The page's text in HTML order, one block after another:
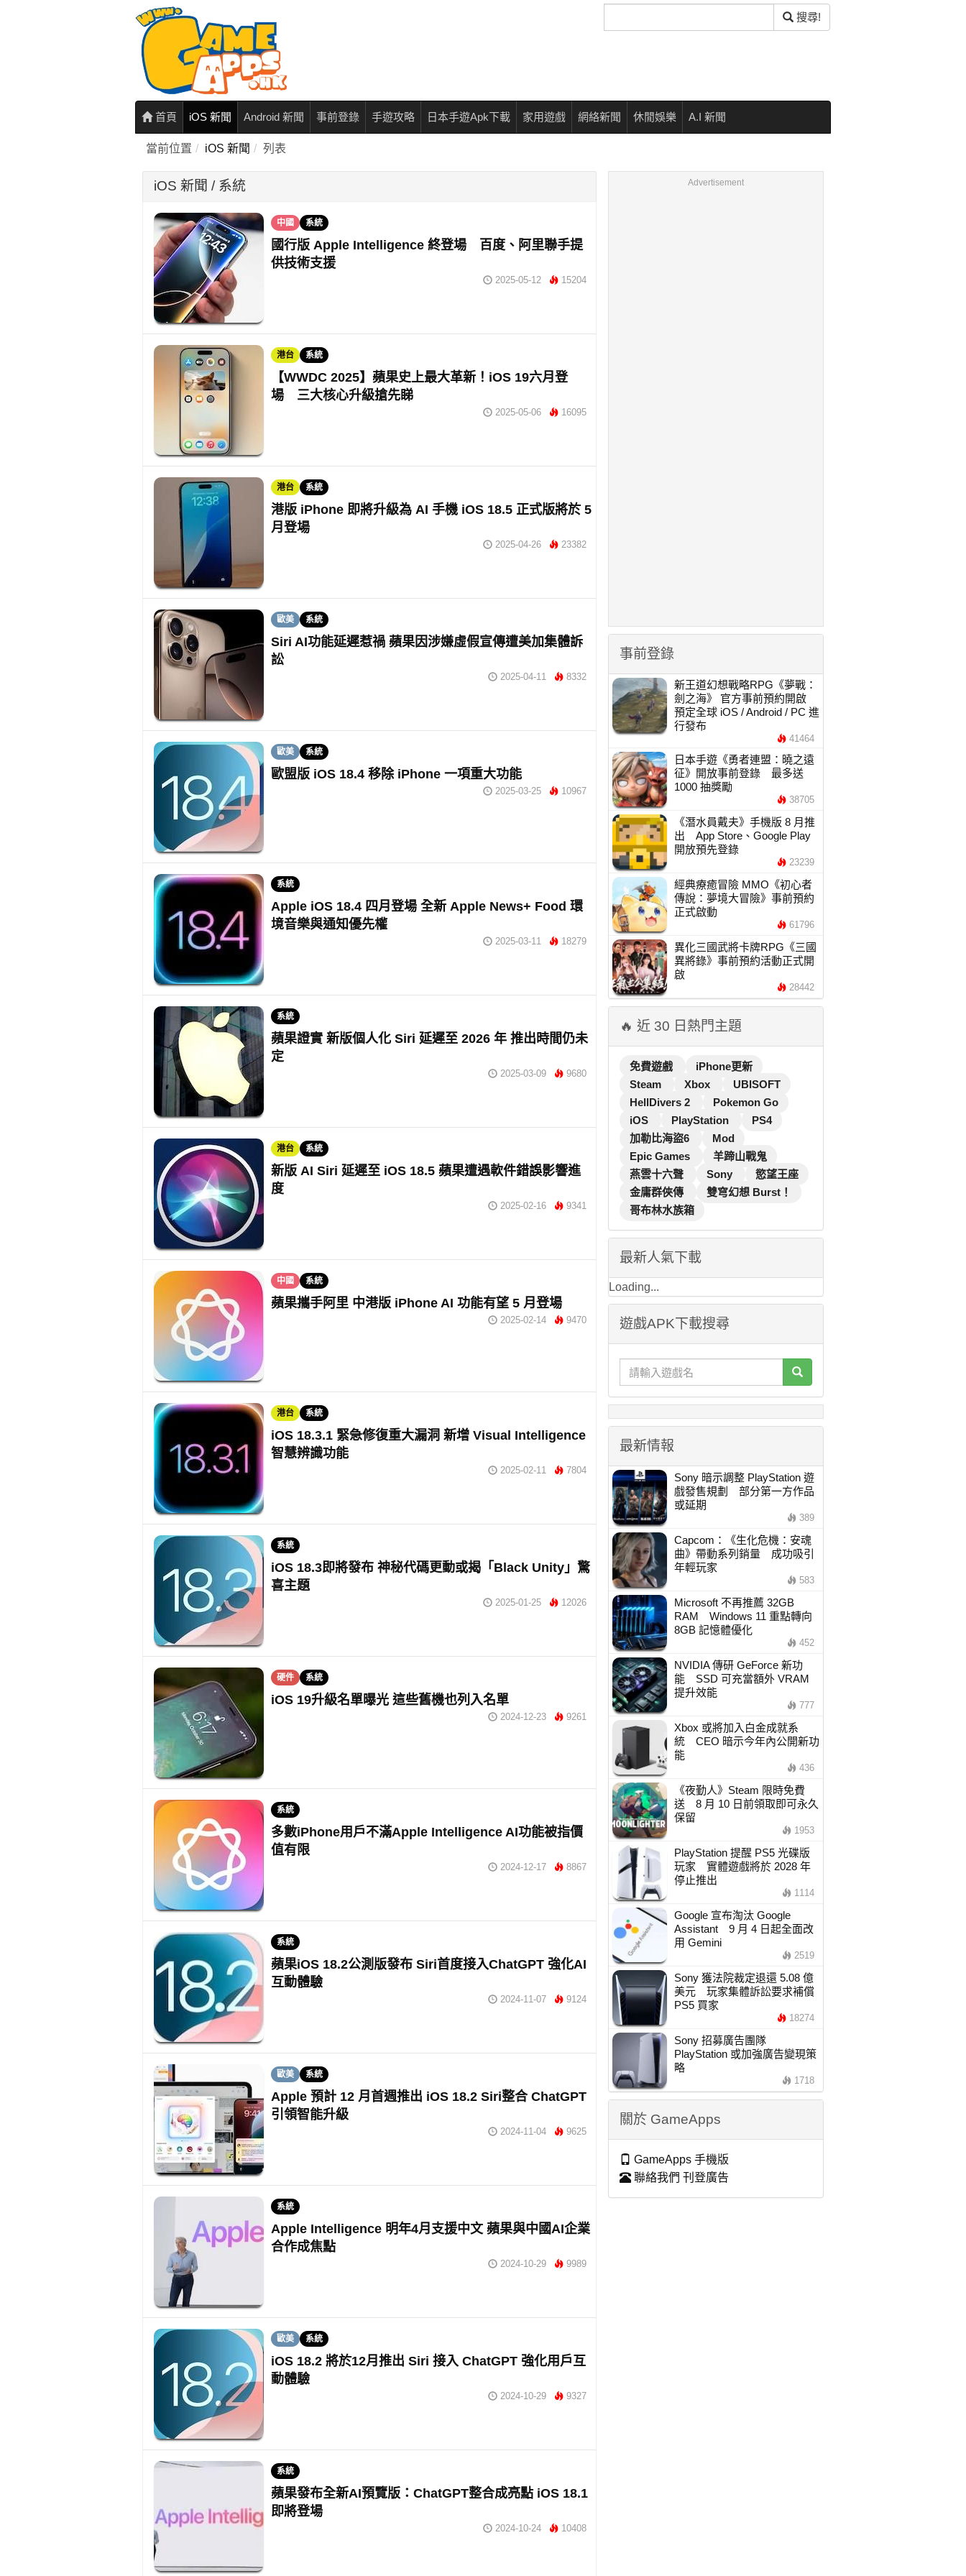
尋
搜尋!
首頁 iOS 新聞 Android 新聞 事前登錄 手遊攻略 日本手遊Apk下載 家用遊戲 網絡新聞 休閒娛樂 A.I 新聞
當前位置 iOS 新聞 列表
iOS 新聞 / 系統
中國 系統
國行版 Apple Intelligence 終登場 百度、阿里聯手提
供技術支援
2025-05-12 15204
港台 系統
【WWDC 2025】蘋果史上最大革新！iOS 19六月登
場 三大核心升級搶先睇
2025-05-06 16095
港台 系統
港版 iPhone 即將升級為 AI 手機 iOS 18.5 正式版將於 5
月登場
2025-04-26 23382
歐美 系統
Siri AI功能延遲惹禍 蘋果因涉嫌虛假宣傳遭美加集體訴
訟
2025-04-11 8332
歐美 系統
歐盟版 iOS 18.4 移除 iPhone 一項重大功能
2025-03-25 10967
系統
Apple iOS 18.4 四月登場 全新 Apple News+ Food 環
境音樂與通知優先權
2025-03-11 18279
系統
蘋果證實 新版個人化 Siri 延遲至 2026 年 推出時間仍未
定
2025-03-09 9680
港台 系統
新版 AI Siri 延遲至 iOS 18.5 蘋果遭遇軟件錯誤影響進
度
2025-02-16 9341
中國 系統
蘋果攜手阿里 中港版 iPhone AI 功能有望 5 月登場
2025-02-14 9470
港台 系統
iOS 18.3.1 緊急修復重大漏洞 新增 Visual Intelligence
智慧辨識功能
2025-02-11 7804
系統
iOS 18.3即將發布 神秘代碼更動或揭「Black Unity」驚
喜主題
2025-01-25 12026
硬件 系統
iOS 19升級名單曝光 這些舊機也列入名單
2024-12-23 9261
系統
多數iPhone用戶不滿Apple Intelligence AI功能被指價
值有限
2024-12-17 8867
系統
蘋果iOS 18.2公測版發布 Siri首度接入ChatGPT 強化AI
互動體驗
2024-11-07 9124
歐美 系統
Apple 預計 12 月首週推出 iOS 18.2 Siri整合 ChatGPT
引領智能升級
2024-11-04 9625
系統
Apple Intelligence 明年4月支援中文 蘋果與中國AI企業
合作成焦點
2024-10-29 9989
歐美 系統
iOS 18.2 將於12月推出 Siri 接入 ChatGPT 強化用戶互
動體驗
2024-10-29 9327
系統
蘋果發布全新AI預覽版：ChatGPT整合成亮點 iOS 18.1
即將登場
2024-10-24 10408
Advertisement
事前登錄
新王道幻想戰略RPG《夢戰：
劍之海》 官方事前預約開啟
預定全球 iOS / Android / PC 進
行發布
41464
日本手遊《勇者連盟：曉之遠
征》開放事前登錄 最多送
1000 抽獎勵
38705
《潛水員戴夫》手機版 8 月推
出 App Store、Google Play
開放預先登錄
23239
經典療癒冒險 MMO《初心者
傳說：夢境大冒險》事前預約
正式啟動
61796
異化三國武將卡牌RPG《三國
異將錄》事前預約活動正式開
啟
28442
🔥 近 30 日熱門主題
免費遊戲
iPhone更新
Steam
Xbox
UBISOFT
HellDivers 2
Pokemon Go
iOS
PlayStation
PS4
加勒比海盜6
Mod
Epic Games
羊蹄山戰鬼
燕雲十六聲
Sony
慾望王座
金庸群俠傳
雙穹幻想 Burst！
哥布林水族箱
最新人氣下載
Loading...
遊戲APK下載搜尋
最新情報
Sony 暗示調整 PlayStation 遊
戲發售規劃 部分第一方作品
或延期
389
Capcom：《生化危機：安魂
曲》帶動系列銷量 成功吸引
年輕玩家
583
Microsoft 不再推薦 32GB
RAM Windows 11 重點轉向
8GB 記憶體優化
452
NVIDIA 傳研 GeForce 新功
能 SSD 可充當額外 VRAM
提升效能
777
Xbox 或將加入白金成就系
統 CEO 暗示今年內公開新功
能
436
《夜勤人》Steam 限時免費
送 8 月 10 日前領取即可永久
保留
1953
PlayStation 提醒 PS5 光碟版
玩家 實體遊戲將於 2028 年
停止推出
1114
Google 宣布淘汰 Google
Assistant 9 月 4 日起全面改
用 Gemini
2519
Sony 獲法院裁定退還 5.08 億
美元 玩家集體訴訟要求補償
PS5 買家
18274
Sony 招募廣告團隊
PlayStation 或加強廣告變現策
略
1718
關於 GameApps
GameApps 手機版
聯絡我們 刊登廣告